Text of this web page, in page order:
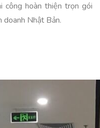
hoàn thiện trọn gói
doanh Nhật Bản.